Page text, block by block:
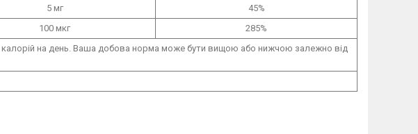
5 мг
45%
100 мкг
285%
калорій на день. Ваша добова норма може бути вищою або нижчою залежно від